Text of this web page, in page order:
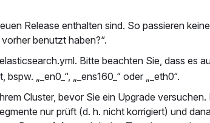
Release enthalten sind. So passieren keine
benutzt haben?“.
Bitte beachten Sie, dass es
„_en0_“, „_ens160_“ oder „_eth0“.
Cluster, bevor Sie ein Upgrade versuchen.
nur prüft (d. h. nicht korrigiert) und